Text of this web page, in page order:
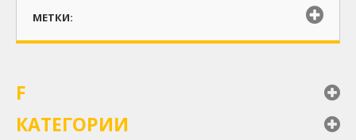
МЕТКИ:
F
КАТЕГОРИИ